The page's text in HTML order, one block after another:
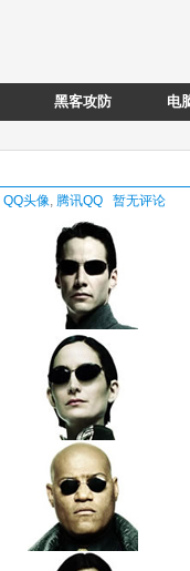
黑客攻防 电
QQ头像, 腾讯QQ 暂无评论